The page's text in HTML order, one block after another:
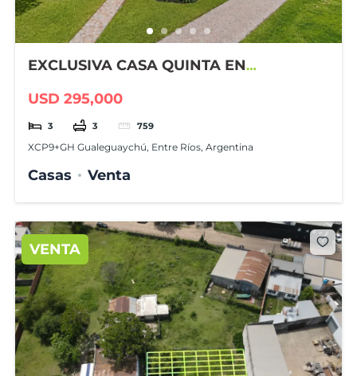
EXCLUSIVA CASA QUINTA EN
USD 295,000
3 3 759
XCP9+GH Gualeguaychú, Entre Ríos, Argentina
Casas Venta
VENTA